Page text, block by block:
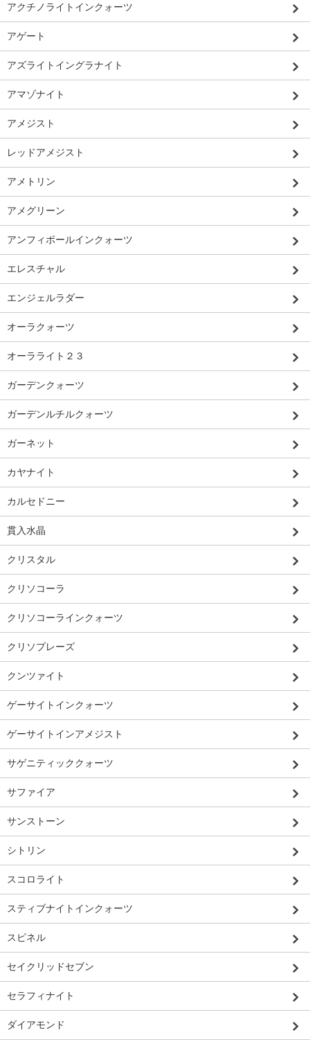
アクチノライトインクォーツ
アゲート
アズライトイングラナイト
アマゾナイト
アメジスト
レッドアメジスト
アメトリン
アメグリーン
アンフィボールインクォーツ
エレスチャル
エンジェルラダー
オーラクォーツ
オーラライト２３
ガーデンクォーツ
ガーデンルチルクォーツ
ガーネット
カヤナイト
カルセドニー
貫入水晶
クリスタル
クリソコーラ
クリソコーラインクォーツ
クリソプレーズ
クンツァイト
ゲーサイトインクォーツ
ゲーサイトインアメジスト
サゲニティッククォーツ
サファイア
サンストーン
シトリン
スコロライト
スティブナイトインクォーツ
スピネル
セイクリッドセブン
セラフィナイト
ダイアモンド